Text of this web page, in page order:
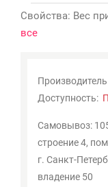
Свойства: Вес
все
Производитель
Доступность:
Самовывоз:
строение 4,
г. Санкт-
владение 50